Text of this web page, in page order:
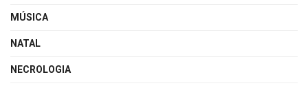
MÚSICA
NATAL
NECROLOGIA